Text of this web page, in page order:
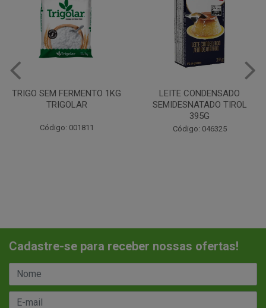
LEITE CONDENSADO
SEMIDESNATADO TIROL
Código: 046325
CHANTILINHO EM PO 400G
MIX
Código: 037442
Cadastre-se para receber nossas ofertas!